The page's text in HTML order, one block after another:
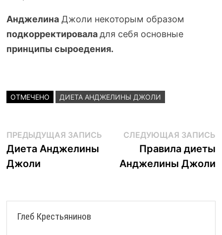
АнджелинаДжоли некоторым образом
подкорректироваладля себя основные
принципы сыроедения.
ОТМЕЧЕНО ДИЕТА АНДЖЕЛИНЫ ДЖОЛИ
Навигация
по
записям
ПРЕДЫДУЩАЯ ЗАПИСЬПредыдущая
Диета Анджелины
Джоли
СЛЕДУЮЩАЯ ЗАПИСЬ
Правила диеты
Анджелины Джоли
Глеб Крестьянинов